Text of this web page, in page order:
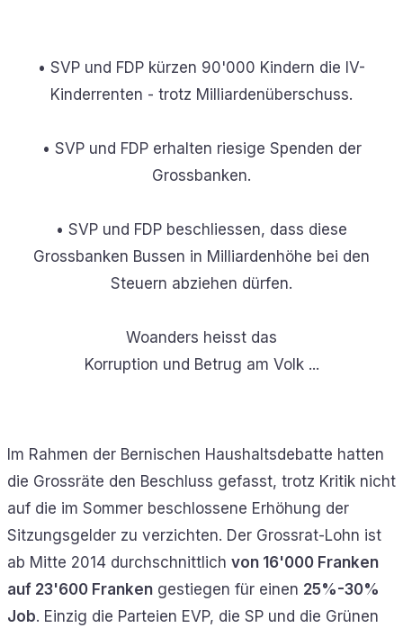
• SVP und FDP kürzen 90'000 Kindern die IV-
Kinderrenten - trotz Milliardenüberschuss.
• SVP und FDP erhalten riesige Spenden der
Grossbanken.
• SVP und FDP beschliessen, dass diese
Grossbanken Bussen in Milliardenhöhe bei den
Steuern abziehen dürfen.
Woanders heisst das
Korruption und Betrug am Volk ...
Im Rahmen der Bernischen Haushaltsdebatte hatten
die Grossräte den Beschluss gefasst, trotz Kritik nicht
auf die im Sommer beschlossene Erhöhung der
Sitzungsgelder zu verzichten. Der Grossrat-Lohn ist
ab Mitte 2014 durchschnittlich von 16'000 Franken
auf 23'600 Franken gestiegen für einen 25%-30%
Job. Einzig die Parteien EVP, die SP und die Grünen